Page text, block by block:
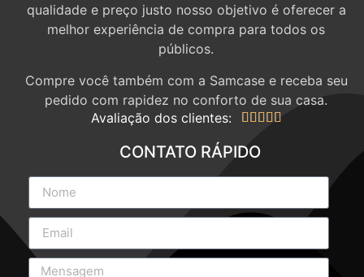
qualidade e preço justo nosso objetivo é oferecer a
melhor experiência de compra para todos os
públicos.
Compre você também com a Samcase e receba seu
pedido com rapidez no conforto de sua casa.
Avaliação dos clientes:
    
CONTATO RÁPIDO